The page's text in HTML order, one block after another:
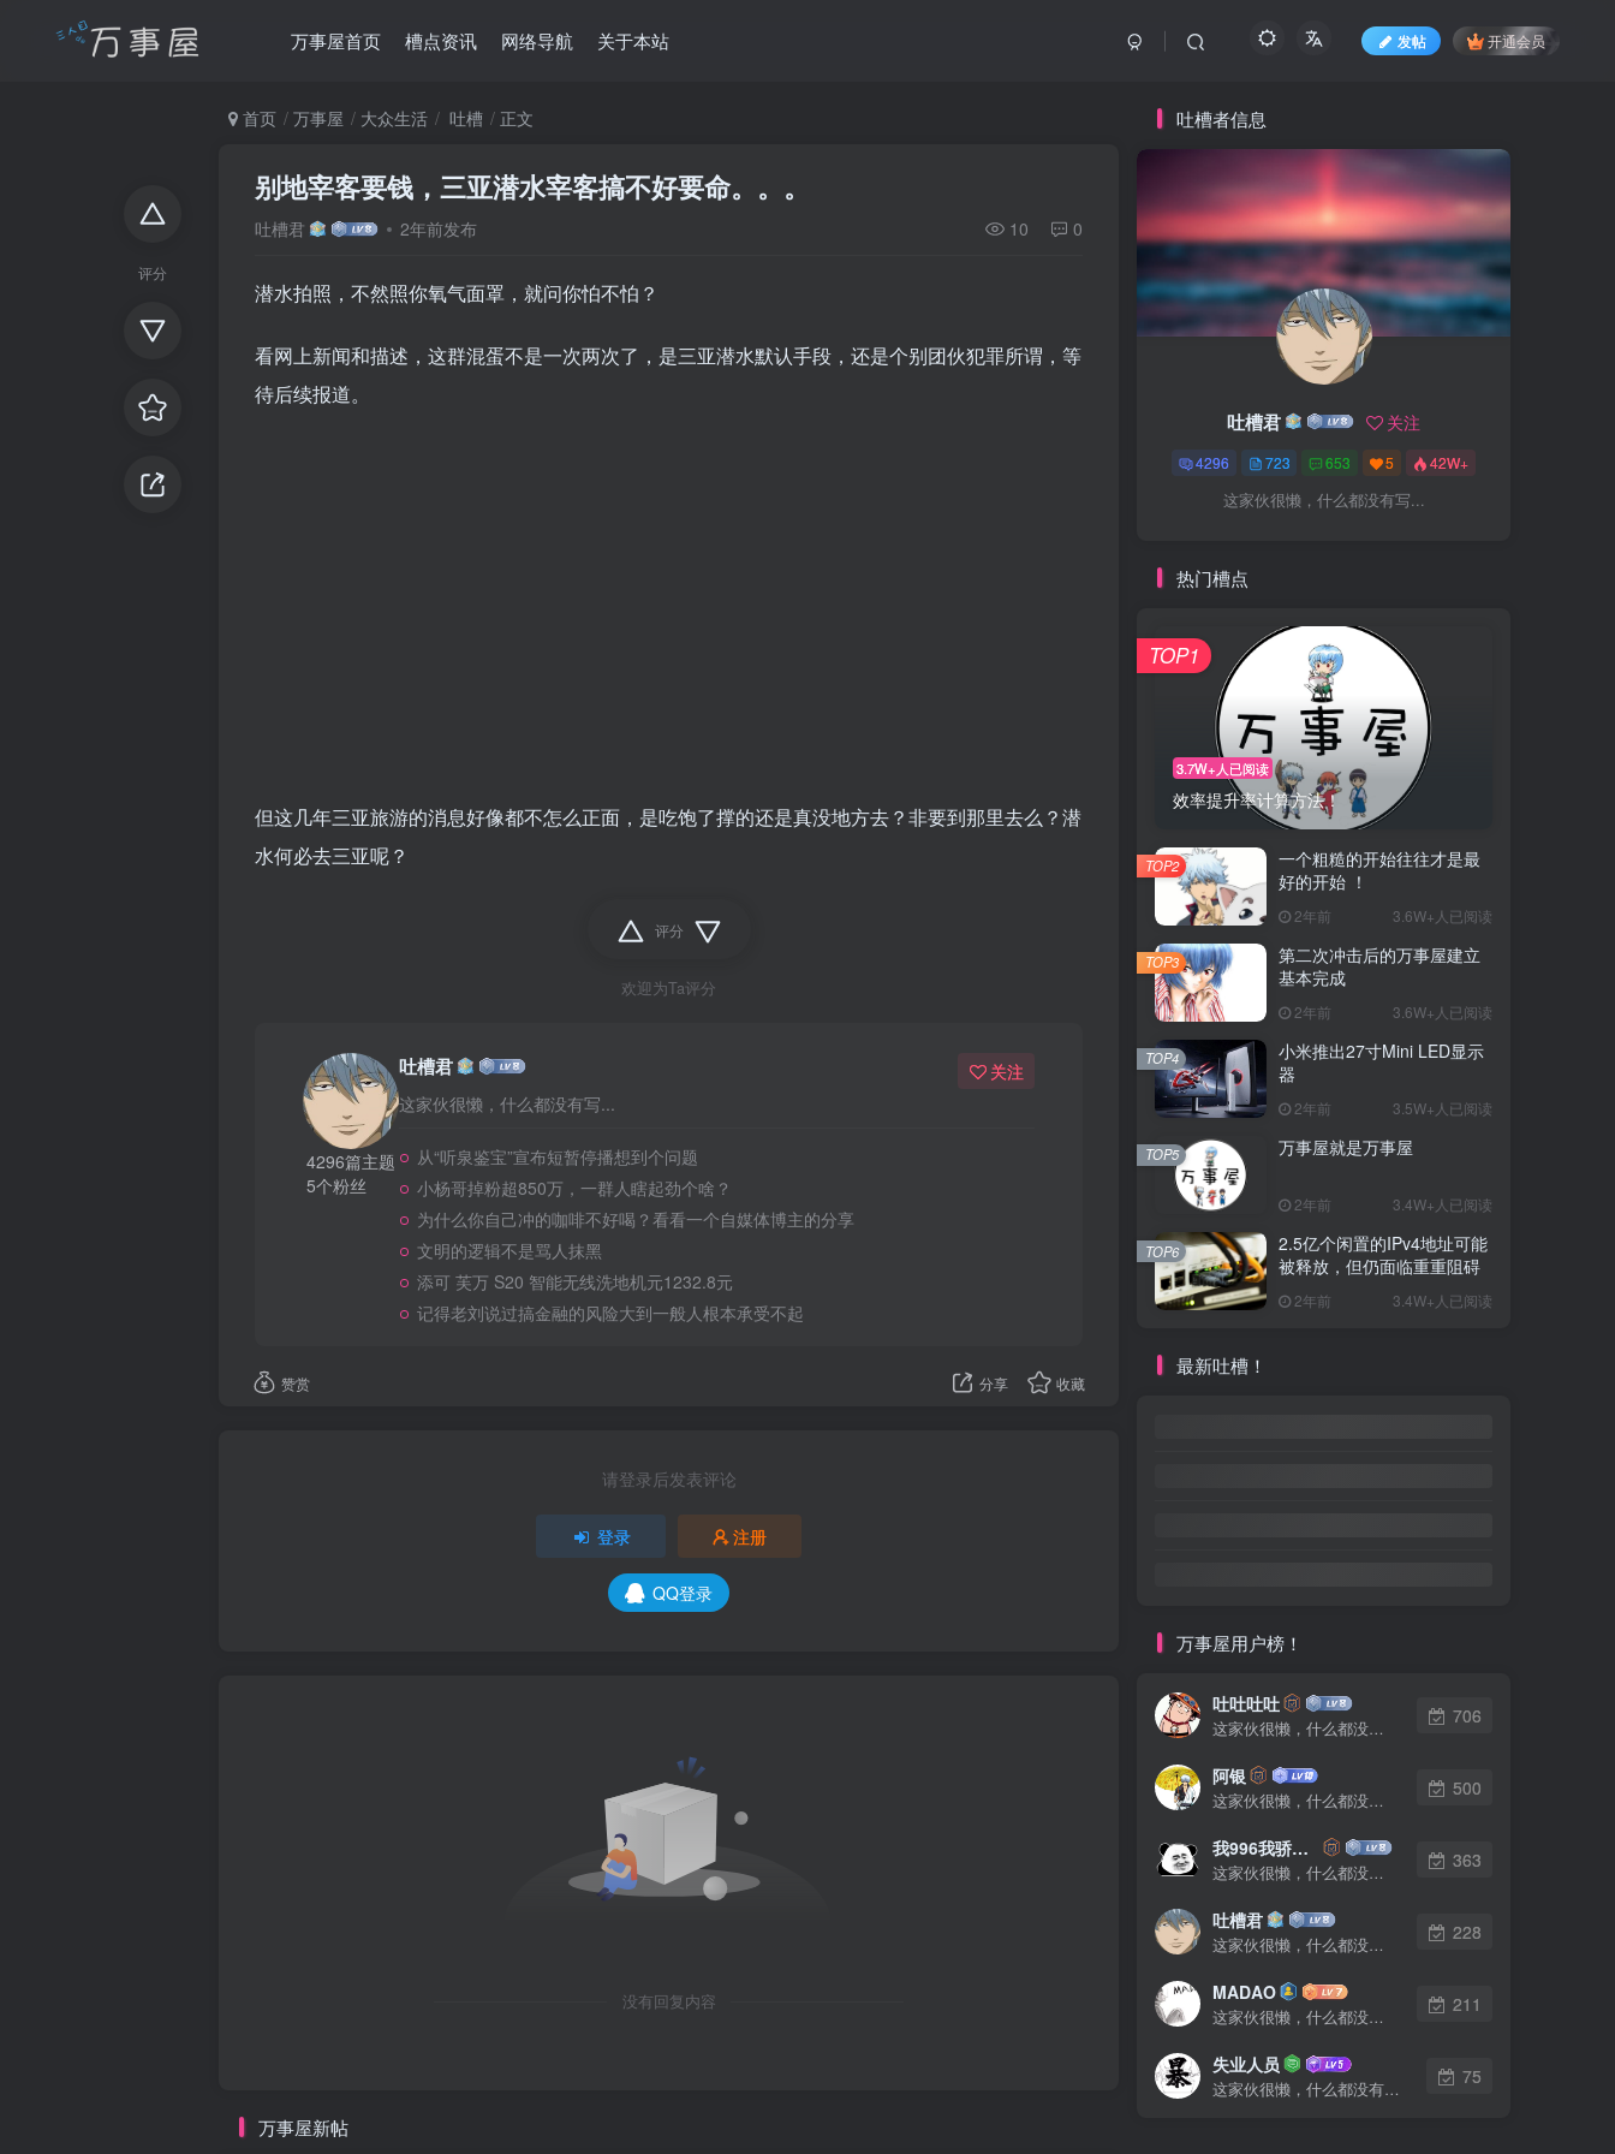
万事屋首页 槽点资讯 网络导航 关于本站 发帖 开通会员
评分
首页 万事屋 大众生活 吐槽 正文
别地宰客要钱，三亚潜水宰客搞不好要命。。。
吐槽君 2年前发布 10 0
潜水拍照，不然照你氧气面罩，就问你怕不怕？
看网上新闻和描述，这群混蛋不是一次两次了，是三亚潜水默认手段，还是个别团伙犯罪所谓，等
待后续报道。
但这几年三亚旅游的消息好像都不怎么正面，是吃饱了撑的还是真没地方去？非要到那里去么？潜
水何必去三亚呢？
评分
欢迎为Ta评分
4296篇主题
5个粉丝
吐槽君
这家伙很懒，什么都没有写...
关注
从“听泉鉴宝”宣布短暂停播想到个问题
小杨哥掉粉超850万，一群人瞎起劲个啥？
为什么你自己冲的咖啡不好喝？看看一个自媒体博主的分享
文明的逻辑不是骂人抹黑
添可 芙万 S20 智能无线洗地机元1232.8元
记得老刘说过搞金融的风险大到一般人根本承受不起
赞赏 分享 收藏
请登录后发表评论
登录 注册
QQ登录
没有回复内容
万事屋新帖
吐槽者信息
吐槽君 关注
4296 723 653 5 42W+
这家伙很懒，什么都没有写...
热门槽点
3.7W+人已阅读
效率提升率计算方法！
TOP1
一个粗糙的开始往往才是最
好的开始 ！
2年前 3.6W+人已阅读
TOP2
第二次冲击后的万事屋建立
基本完成
2年前 3.6W+人已阅读
TOP3
小米推出27寸Mini LED显示
器
2年前 3.5W+人已阅读
TOP4
万事屋就是万事屋
2年前 3.4W+人已阅读
TOP5
2.5亿个闲置的IPv4地址可能
被释放，但仍面临重重阻碍
2年前 3.4W+人已阅读
TOP6
最新吐槽！
万事屋用户榜！
吐吐吐吐
这家伙很懒，什么都没有写...
706
阿银
这家伙很懒，什么都没有写...
500
我996我骄傲了么
这家伙很懒，什么都没有写...
363
吐槽君
这家伙很懒，什么都没有写...
228
MADAO
这家伙很懒，什么都没有写...
211
失业人员
这家伙很懒，什么都没有写...
75